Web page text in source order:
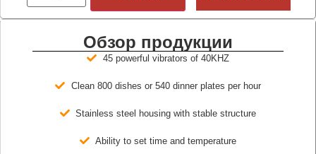
Обзор продукции
45 powerful vibrators of 40KHZ
Clean 800 dishes or 540 dinner plates per hour
Stainless steel housing with stable structure
Ability to set time and temperature